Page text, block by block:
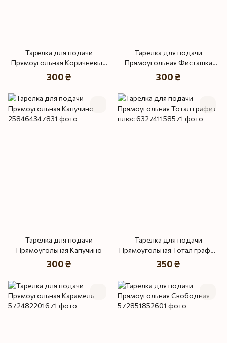
Тарелка для подачи
Прямоугольная Коричневый
лофт плюс
300 ₴
Тарелка для подачи
Прямоугольная Фисташка
коричневый Лофт
300 ₴
Тарелка для подачи
Прямоугольная Капучино
300 ₴
Тарелка для подачи
Прямоугольная Тотал графит
плюс
350 ₴